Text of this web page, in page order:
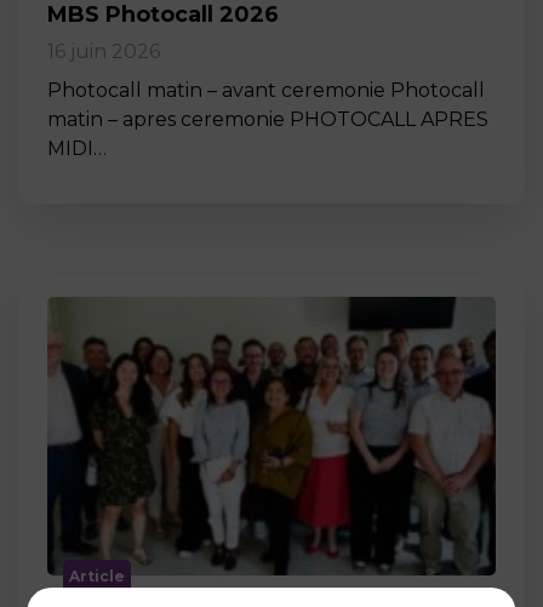
MBS Photocall 2026
16 juin 2026
Photocall matin – avant ceremonie Photocall
matin – apres ceremonie PHOTOCALL APRES
MIDI…
Article